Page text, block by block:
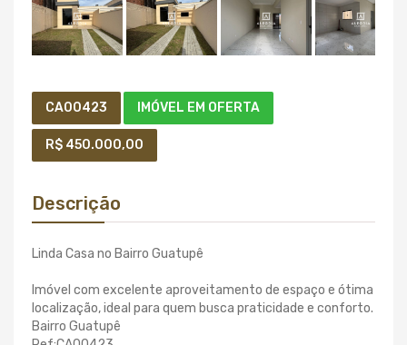
CA00423 IMÓVEL EM OFERTA
R$ 450.000,00
Descrição
Linda Casa no Bairro Guatupê
Imóvel com excelente aproveitamento de espaço e ótima
localização, ideal para quem busca praticidade e conforto.
Bairro Guatupê